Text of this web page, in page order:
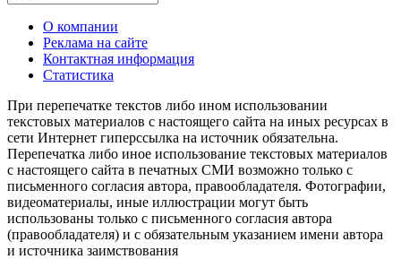
О компании
Реклама на сайте
Контактная информация
Статистика
При перепечатке текстов либо ином использовании
текстовых материалов с настоящего сайта на иных ресурсах в
сети Интернет гиперссылка на источник обязательна.
Перепечатка либо иное использование текстовых материалов
с настоящего сайта в печатных СМИ возможно только с
письменного согласия автора, правообладателя. Фотографии,
видеоматериалы, иные иллюстрации могут быть
использованы только с письменного согласия автора
(правообладателя) и с обязательным указанием имени автора
и источника заимствования